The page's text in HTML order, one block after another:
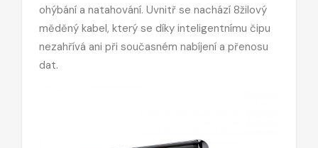
ohýbání a natahování. Uvnitř se nachází 8žilový
měděný kabel, který se díky inteligentnímu čipu
nezahřívá ani při současném nabíjení a přenosu
dat.